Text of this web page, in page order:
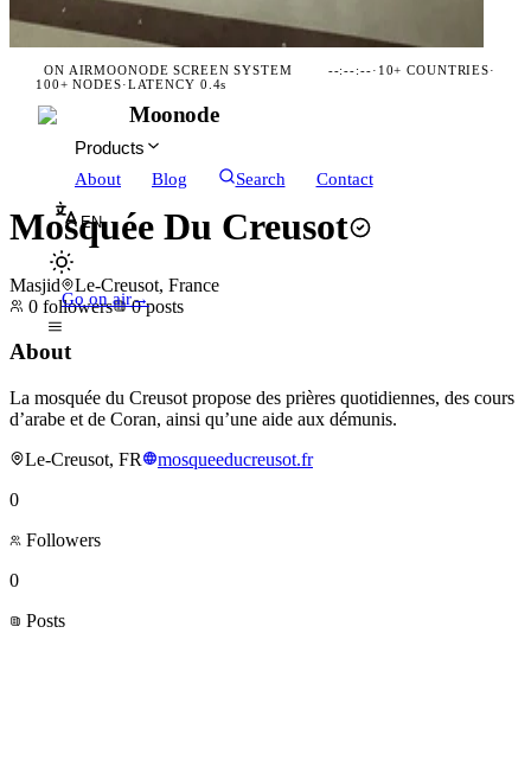
ON AIRMOONODE SCREEN SYSTEM --:--:--· 10+ COUNTRIES·
100+ NODES·LATENCY 0.4s
Moonode
Products
About
Blog Search Contact
EN
Go on air→
Mosquée Du Creusot
Masjid
Le-Creusot, France
0 followers 0 posts
About
La mosquée du Creusot propose des prières quotidiennes, des cours
d’arabe et de Coran, ainsi qu’une aide aux démunis.
Le-Creusot, FR
mosqueeducreusot.fr
0
Followers
0
Posts